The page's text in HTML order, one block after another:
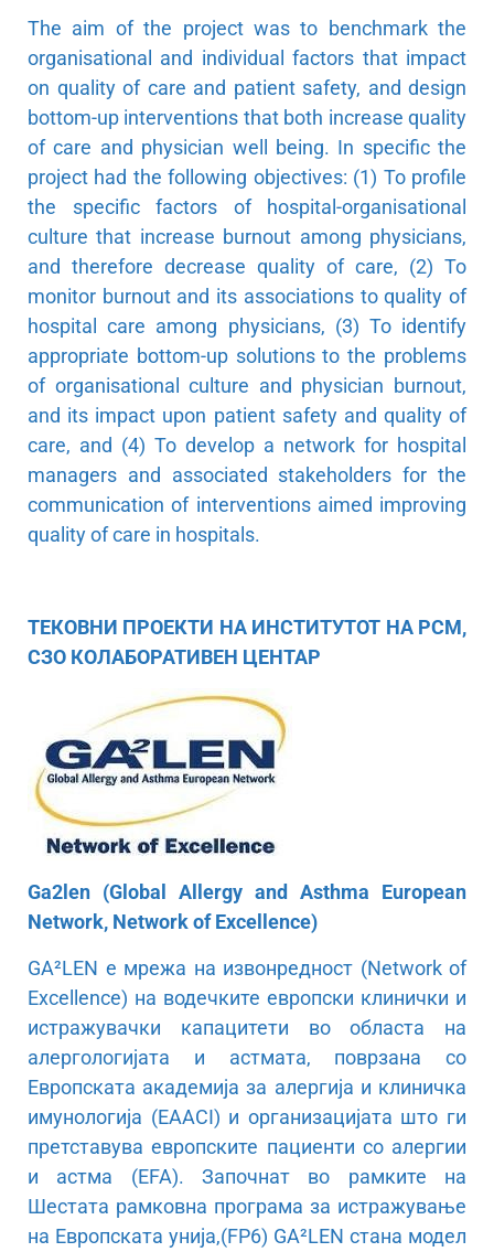
The aim of the project was to benchmark the
organisational and individual factors that impact
on quality of care and patient safety, and design
bottom-up interventions that both increase quality
of care and physician well being. In specific the
project had the following objectives: (1) To profile
the specific factors of hospital-organisational
culture that increase burnout among physicians,
and therefore decrease quality of care, (2) To
monitor burnout and its associations to quality of
hospital care among physicians, (3) To identify
appropriate bottom-up solutions to the problems
of organisational culture and physician burnout,
and its impact upon patient safety and quality of
care, and (4) To develop a network for hospital
managers and associated stakeholders for the
communication of interventions aimed improving
quality of care in hospitals.
ТЕКОВНИ ПРОЕКТИ НА ИНСТИТУТОТ НА РСМ,
СЗО КОЛАБОРАТИВЕН ЦЕНТАР
Ga2len (Global Allergy and Asthma European
Network, Network of Excellence)
GA²LEN е мрежа на извонредност (Network of
Excellence) на водечките европски клинички и
истражувачки капацитети во областа на
алергологијата и астмата, поврзана со
Европската академија за алергија и клиничка
имунологија (EAACI) и организацијата што ги
претставува европските пациенти со алергии
и астма (EFA). Започнат во рамките на
Шестата рамковна програма за истражување
на Европската унија,(FP6) GA²LEN стана модел